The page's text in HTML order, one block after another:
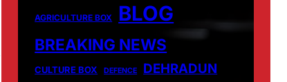
AGRICULTURE BOX BLOG
BREAKING NEWS
CULTURE BOX DEFENCE DEHRADUN